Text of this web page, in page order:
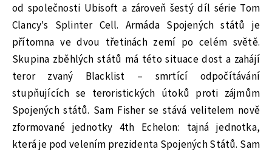
od společnosti Ubisoft a zároveň šestý díl série Tom
Clancy’s Splinter Cell. Armáda Spojených států je
přítomna ve dvou třetinách zemí po celém světě.
Skupina zběhlých států má této situace dost a zahájí
teror zvaný Blacklist – smrtící odpočítávání
stupňujících se teroristických útoků proti zájmům
Spojených států. Sam Fisher se stává velitelem nově
zformované jednotky 4th Echelon: tajná jednotka,
která je pod velením prezidenta Spojených Států. Sam